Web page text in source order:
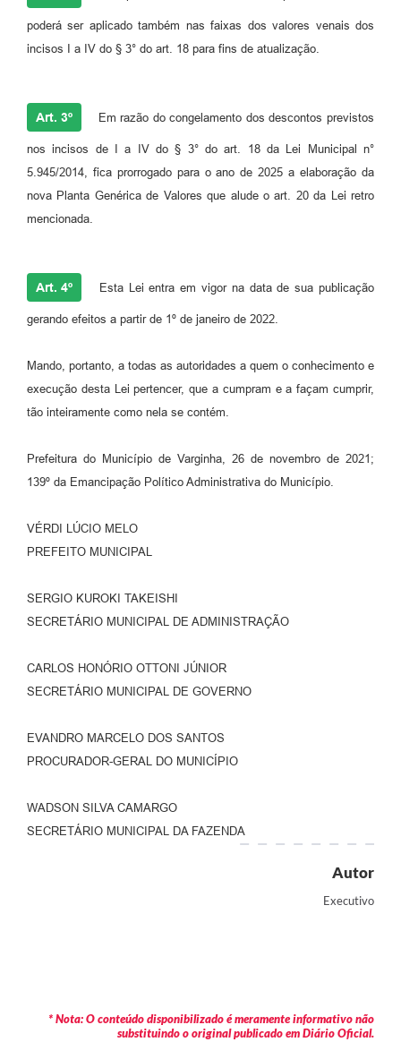
poderá ser aplicado também nas faixas dos valores venais dos
incisos I a IV do § 3° do art. 18 para fins de atualização.
Art. 3º Em razão do congelamento dos descontos previstos
nos incisos de I a IV do § 3° do art. 18 da Lei Municipal n°
5.945/2014, fica prorrogado para o ano de 2025 a elaboração da
nova Planta Genérica de Valores que alude o art. 20 da Lei retro
mencionada.
Art. 4º Esta Lei entra em vigor na data de sua publicação
gerando efeitos a partir de 1º de janeiro de 2022.
Mando, portanto, a todas as autoridades a quem o conhecimento e
execução desta Lei pertencer, que a cumpram e a façam cumprir,
tão inteiramente como nela se contém.
Prefeitura do Município de Varginha, 26 de novembro de 2021;
139º da Emancipação Político Administrativa do Município.
VÉRDI LÚCIO MELO
PREFEITO MUNICIPAL
SERGIO KUROKI TAKEISHI
SECRETÁRIO MUNICIPAL DE ADMINISTRAÇÃO
CARLOS HONÓRIO OTTONI JÚNIOR
SECRETÁRIO MUNICIPAL DE GOVERNO
EVANDRO MARCELO DOS SANTOS
PROCURADOR-GERAL DO MUNICÍPIO
WADSON SILVA CAMARGO
SECRETÁRIO MUNICIPAL DA FAZENDA
Autor
Executivo
* Nota: O conteúdo disponibilizado é meramente informativo não
substituindo o original publicado em Diário Oficial.